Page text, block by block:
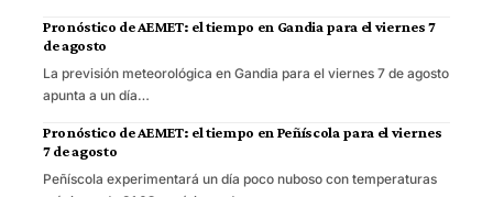
Pronóstico de AEMET: el tiempo en Gandia para el viernes 7
de agosto
La previsión meteorológica en Gandia para el viernes 7 de agosto
apunta a un día…
Pronóstico de AEMET: el tiempo en Peñíscola para el viernes
7 de agosto
Peñíscola experimentará un día poco nuboso con temperaturas